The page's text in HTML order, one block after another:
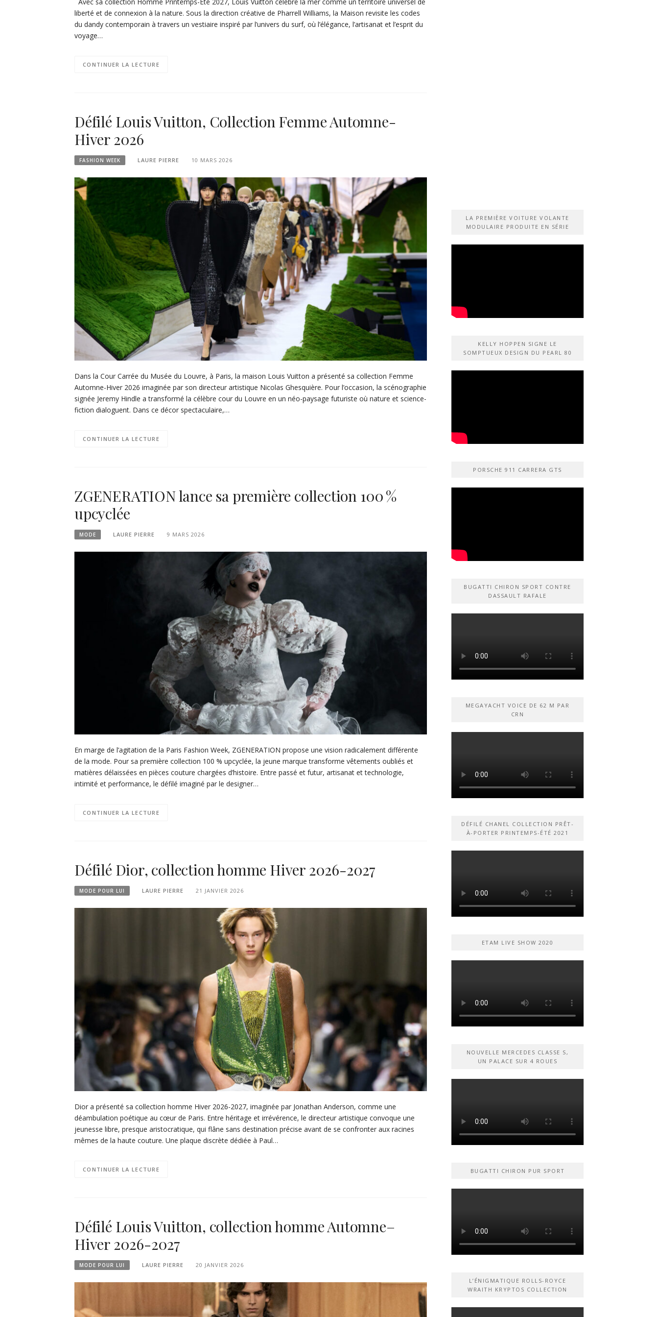
liberté et de connexion à la nature. Sous la direction créative de Pharrell Williams, la Maison revisite les codes
du dandy contemporain à travers un vestiaire inspiré par l’univers du surf, où l’élégance, l’artisanat et l’esprit du
voyage…
CONTINUER LA LECTURE
Défilé Louis Vuitton, Collection Femme Automne-
Hiver 2026
FASHION WEEK LAURE PIERRE 10 MARS 2026
Dans la Cour Carrée du Musée du Louvre, à Paris, la maison Louis Vuitton a présenté sa collection Femme
Automne-Hiver 2026 imaginée par son directeur artistique Nicolas Ghesquière. Pour l’occasion, la scénographie
signée Jeremy Hindle a transformé la célèbre cour du Louvre en un néo-paysage futuriste où nature et science-
fiction dialoguent. Dans ce décor spectaculaire,…
CONTINUER LA LECTURE
ZGENERATION lance sa première collection 100 %
upcyclée
MODE LAURE PIERRE 9 MARS 2026
En marge de l’agitation de la Paris Fashion Week, ZGENERATION propose une vision radicalement différente
de la mode. Pour sa première collection 100 % upcyclée, la jeune marque transforme vêtements oubliés et
matières délaissées en pièces couture chargées d’histoire. Entre passé et futur, artisanat et technologie,
intimité et performance, le défilé imaginé par le designer…
CONTINUER LA LECTURE
Défilé Dior, collection homme Hiver 2026-2027
MODE POUR LUI LAURE PIERRE 21 JANVIER 2026
Dior a présenté sa collection homme Hiver 2026-2027, imaginée par Jonathan Anderson, comme une
déambulation poétique au cœur de Paris. Entre héritage et irrévérence, le directeur artistique convoque une
jeunesse libre, presque aristocratique, qui flâne sans destination précise avant de se confronter aux racines
mêmes de la haute couture. Une plaque discrète dédiée à Paul…
CONTINUER LA LECTURE
Défilé Louis Vuitton, collection homme Automne–
Hiver 2026-2027
MODE POUR LUI LAURE PIERRE 20 JANVIER 2026
LA PREMIÈRE VOITURE VOLANTE
MODULAIRE PRODUITE EN SÉRIE
KELLY HOPPEN SIGNE LE
SOMPTUEUX DESIGN DU PEARL 80
PORSCHE 911 CARRERA GTS
BUGATTI CHIRON SPORT CONTRE
DASSAULT RAFALE
MEGAYACHT VOICE DE 62 M PAR
CRN
DÉFILÉ CHANEL COLLECTION PRÊT-
À-PORTER PRINTEMPS-ÉTÉ 2021
ETAM LIVE SHOW 2020
NOUVELLE MERCEDES CLASSE S,
UN PALACE SUR 4 ROUES
BUGATTI CHIRON PUR SPORT
L’ÉNIGMATIQUE ROLLS-ROYCE
WRAITH KRYPTOS COLLECTION